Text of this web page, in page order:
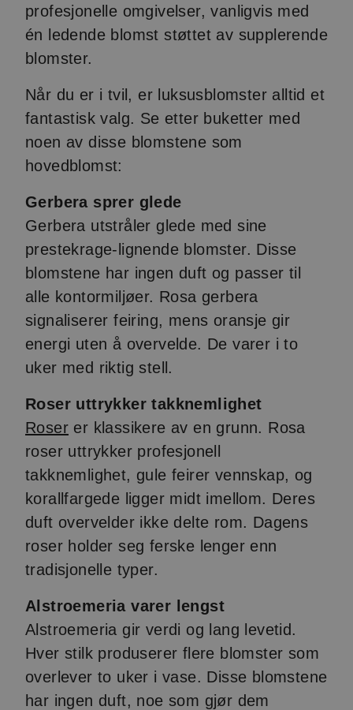
profesjonelle omgivelser, vanligvis med
én ledende blomst støttet av supplerende
blomster.
Når du er i tvil, er luksusblomster alltid et
fantastisk valg. Se etter buketter med
noen av disse blomstene som
hovedblomst:
Gerbera sprer glede
Gerbera utstråler glede med sine
prestekrage-lignende blomster. Disse
blomstene har ingen duft og passer til
alle kontormiljøer. Rosa gerbera
signaliserer feiring, mens oransje gir
energi uten å overvelde. De varer i to
uker med riktig stell.
Roser uttrykker takknemlighet
Roser er klassikere av en grunn. Rosa
roser uttrykker profesjonell
takknemlighet, gule feirer vennskap, og
korallfargede ligger midt imellom. Deres
duft overvelder ikke delte rom. Dagens
roser holder seg ferske lenger enn
tradisjonelle typer.
Alstroemeria varer lengst
Alstroemeria gir verdi og lang levetid.
Hver stilk produserer flere blomster som
overlever to uker i vase. Disse blomstene
har ingen duft, noe som gjør dem